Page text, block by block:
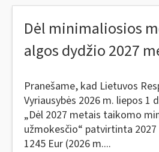
Dėl minimaliosios
algos dydžio 2027
Pranešame, kad Lietuvos
Vyriausybės 2026 m. liepos 1
„Dėl 2027 metais taikomo
užmokesčio“ patvirtinta
1245 Eur (2026 m....